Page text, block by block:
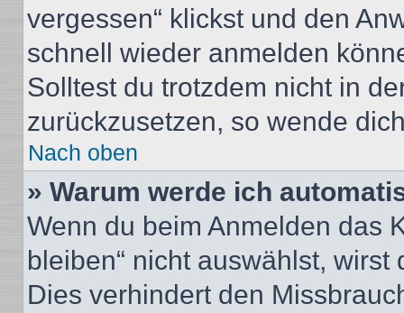
vergessen“ klickst und den
schnell wieder anmelden
Solltest du trotzdem nicht in
zurückzusetzen, so wende
Nach oben
» Warum werde ich
Wenn du beim Anmelden das
bleiben“ nicht auswählst,
Dies verhindert den